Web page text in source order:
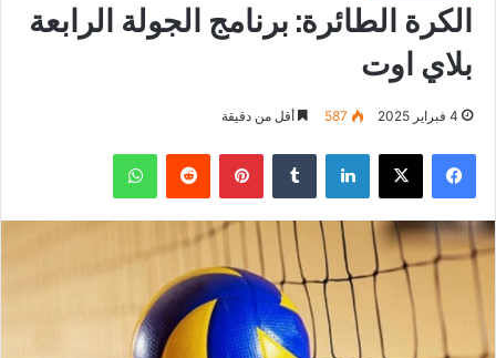
الكرة الطائرة: برنامج الجولة الرابعة
بلاي اوت
4 فبراير 2025 587 أقل من دقيقة
فيسبوك ‫X لينكدإن بينتيريست واتساب